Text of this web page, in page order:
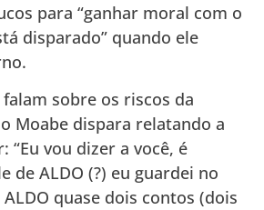
para “ganhar moral com o
disparado” quando ele
falam sobre os riscos da
Moabe dispara relatando a
“Eu vou dizer a você, é
de ALDO (?) eu guardei no
quase dois contos (dois